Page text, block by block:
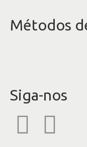
Métodos
Siga-nos